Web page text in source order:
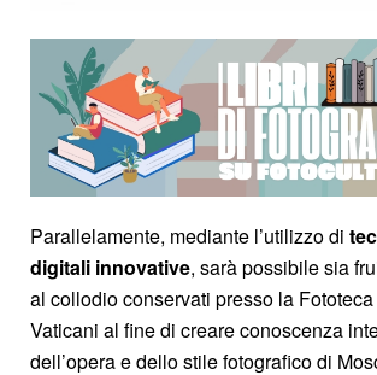
Parallelamente, mediante l’utilizzo di
digitali innovative, sarà possibile sia
al collodio conservati presso la
Vaticani al fine di creare conoscenza
dell’opera e dello stile fotografico di